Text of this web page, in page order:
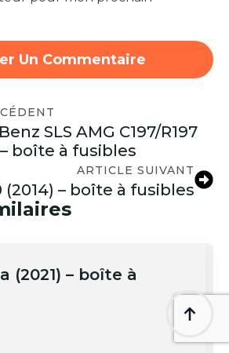
SLS AMG C197/R197
– boîte à fusibles
ARTICLE SUIVANT
(2014) – boîte à fusibles
(2021) – boîte à